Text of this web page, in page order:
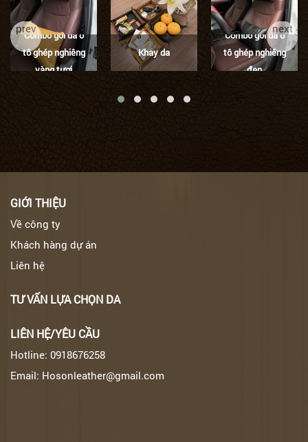
Combo gối da ô
tô ghép nghiêng
vàng tươi
Khay da
Combo gối da ô
tô ghép nghiêng
đen
prev next
GIỚI THIỆU
Về công ty
Khách hàng dự án
Liên hệ
TƯ VẤN LỰA CHỌN DA
LIÊN HỆ/YÊU CẦU
Hotline: 0918676258
Email: Hosonleather@gmail.com